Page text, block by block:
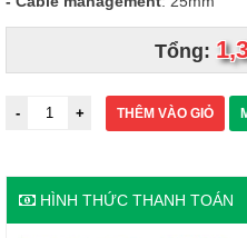
Tổng:
THÊM VÀO GIỎ
HÌNH THỨC THANH TOÁN